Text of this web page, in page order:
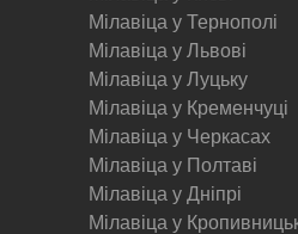
Мілавіца у Тернополі
Мілавіца у Львові
Мілавіца у Луцьку
Мілавіца у Кременчуці
Мілавіца у Черкасах
Мілавіца у Полтаві
Мілавіца у Дніпрі
Мілавіца у